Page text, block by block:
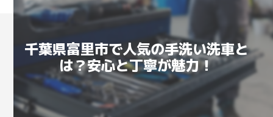
千葉県富里市で人気の手洗い洗車と
は？安心と丁寧が魅力！